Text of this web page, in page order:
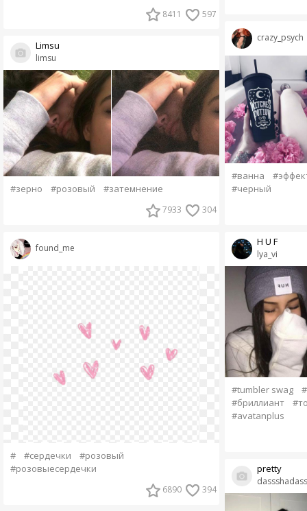
8411 597
limsu
Limsu
#зерно #розовый #затемнение
7933 304
found_me
# #сердечки
#розовый
#розовыесердечки
6890 394
crazy_psych
#ванна
#черный
lya_vi
H U F
#tumbler swag
#бриллиант
#avatanplus
pretty